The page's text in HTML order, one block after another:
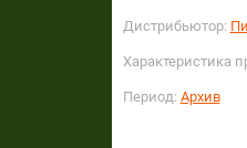
Дистрибьютор:
Характеристика
Период: Архив